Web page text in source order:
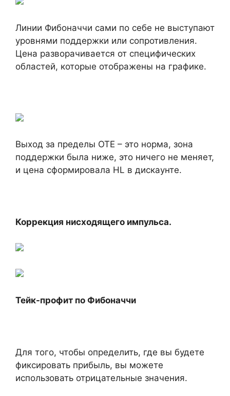
Линии Фибоначчи сами по себе не выступают
уровнями поддержки или сопротивления.
Цена разворачивается от специфических
областей, которые отображены на графике.
Выход за пределы ОТЕ – это норма, зона
поддержки была ниже, это ничего не меняет,
и цена сформировала HL в дискаунте.
Коррекция нисходящего импульса.
Тейк-профит по Фибоначчи
Для того, чтобы определить, где вы будете
фиксировать прибыль, вы можете
использовать отрицательные значения.